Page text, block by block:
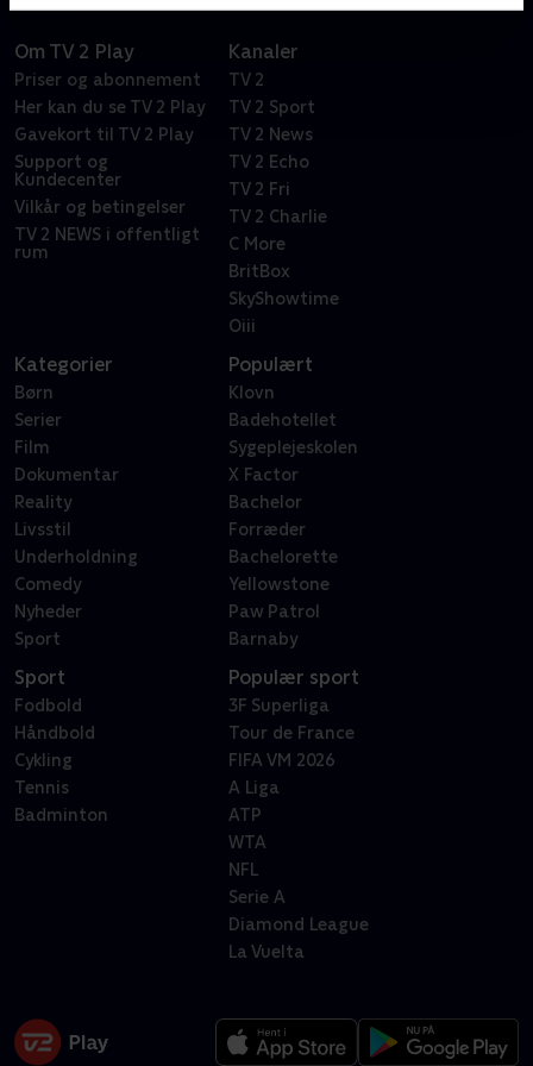
Om TV 2 Play
Priser og abonnement
Her kan du se TV 2 Play
Gavekort til TV 2 Play
Support og
Kundecenter
Vilkår og betingelser
TV 2 NEWS i offentligt
rum
Kanaler
TV 2
TV 2 Sport
TV 2 News
TV 2 Echo
TV 2 Fri
TV 2 Charlie
C More
BritBox
SkyShowtime
Oiii
Kategorier
Børn
Serier
Film
Dokumentar
Reality
Livsstil
Underholdning
Comedy
Nyheder
Sport
Populært
Klovn
Badehotellet
Sygeplejeskolen
X Factor
Bachelor
Forræder
Bachelorette
Yellowstone
Paw Patrol
Barnaby
Sport
Fodbold
Håndbold
Cykling
Tennis
Badminton
Populær sport
3F Superliga
Tour de France
FIFA VM 2026
A Liga
ATP
WTA
NFL
Serie A
Diamond League
La Vuelta